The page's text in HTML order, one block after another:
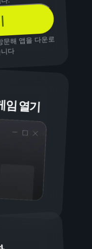
해 앱을 다운로
다
열기